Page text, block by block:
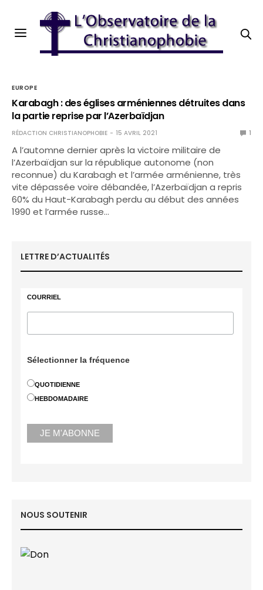
EUROPE
Karabagh : des églises arméniennes détruites dans
la partie reprise par l’Azerbaïdjan
RÉDACTION CHRISTIANOPHOBIE 15 AVRIL 2021 1
A l’automne dernier après la victoire militaire de
l’Azerbaïdjan sur la république autonome (non
reconnue) du Karabagh et l’armée arménienne, très
vite dépassée voire débandée, l’Azerbaïdjan a repris
60% du Haut-Karabagh perdu au début des années
1990 et l’armée russe…
LETTRE D’ACTUALITÉS
COURRIEL
Sélectionner la fréquence
QUOTIDIENNE
HEBDOMADAIRE
NOUS SOUTENIR